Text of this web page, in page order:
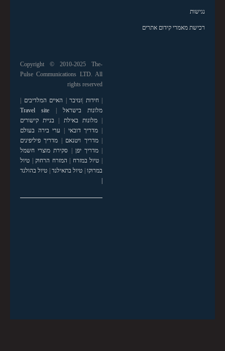
נגישות
רכישת מאמרי קידום אתרים
Copyright © 2010-2025 The-
Pulse Communications LTD. All
rights reserved
|חידות זנזיבר האיים המלדיבים
מלונות בישראל
Travel site
|מלונות באילת
בניית קישורים
מדריך דובאי
ערי בירה בעולם
|מדריך ויטנאם
מדריך פיליפינים
|מדריך יפן
סקירת מוצרי חשמל
טיול במזרח המזרח הרחוק| טיול
במרוקו| טיול בתאילנד| טיול בהולנד